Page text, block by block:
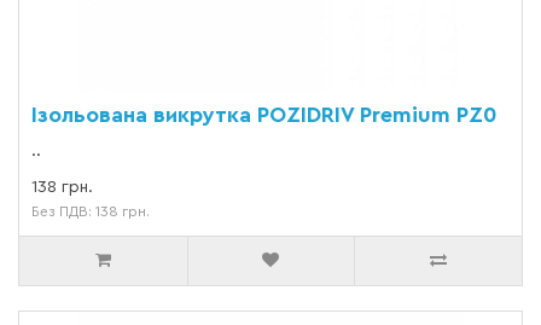
Ізольована викрутка POZIDRIV Premium PZ0
..
138 грн.
Без ПДВ: 138 грн.